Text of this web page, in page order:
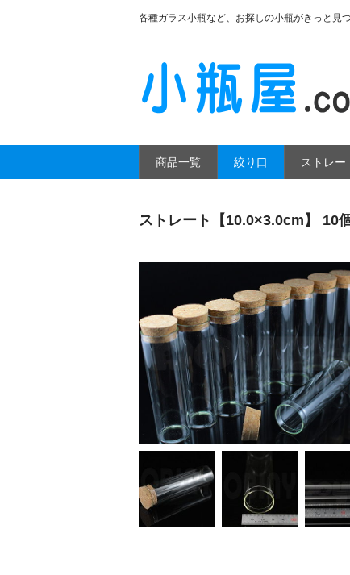
各種ガラス小瓶など、お探しの小瓶がきっと見つ
商品一覧 絞り口 ストレー
ストレート【10.0×3.0cm】 10